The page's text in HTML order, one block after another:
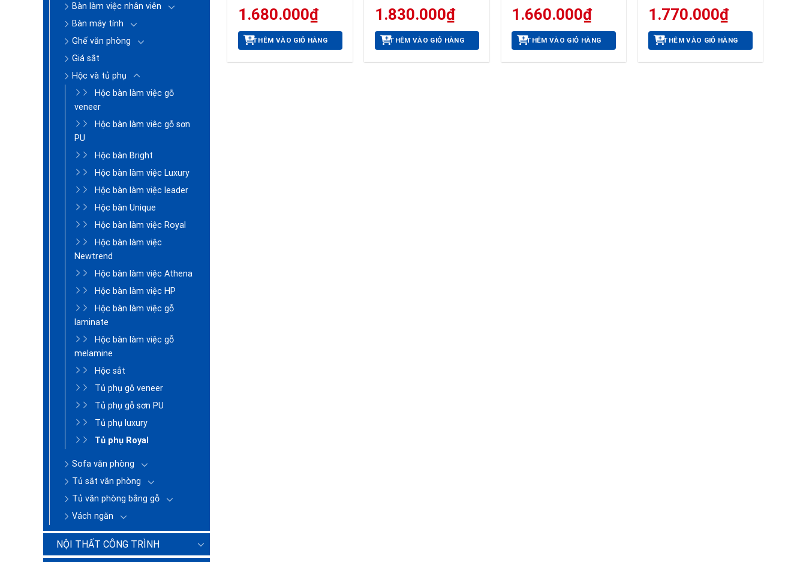
Bàn làm việc nhân viên
Bàn máy tính
Ghế văn phòng
Giá sắt
Hộc và tủ phụ
Hộc bàn làm việc gỗ
veneer
Hộc bàn làm viêc gỗ sơn
PU
Hộc bàn Bright
Hộc bàn làm việc Luxury
Hộc bàn làm việc leader
Hộc bàn Unique
Hộc bàn làm việc Royal
Hộc bàn làm việc
Newtrend
Hộc bàn làm việc Athena
Hộc bàn làm việc HP
Hộc bàn làm việc gỗ
laminate
Hộc bàn làm việc gỗ
melamine
Hộc sắt
Tủ phụ gỗ veneer
Tủ phụ gỗ sơn PU
Tủ phụ luxury
Tủ phụ Royal
Sofa văn phòng
Tủ sắt văn phòng
Tủ văn phòng bằng gỗ
Vách ngăn
NỘI THẤT CÔNG TRÌNH
1.680.000₫
THÊM VÀO GIỎ HÀNG
1.830.000₫
THÊM VÀO GIỎ HÀNG
1.660.000₫
THÊM VÀO GIỎ HÀNG
1.770.000₫
THÊM VÀO GIỎ HÀNG